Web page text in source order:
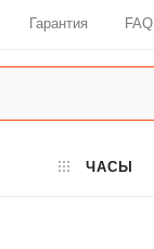
Гарантия FAQ
ЧАСЫ